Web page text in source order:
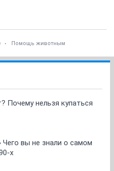
Помощь животным
Почему нельзя купаться
Чего вы не знали о самом
х